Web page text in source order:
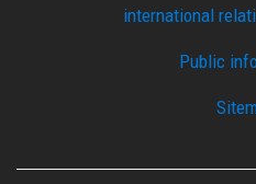
international
Public